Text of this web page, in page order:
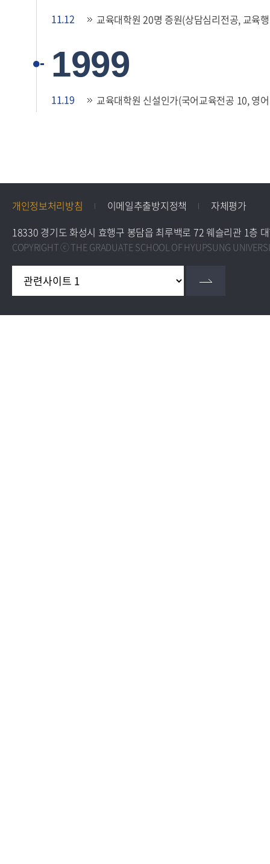
11.12 교육대학원 20명 증원(상담심리전공, 교육
1999
11.19 교육대학원 신설인가(국어교육전공 10, 영
개인정보처리방침 이메일추출방지정책
자체평가
18330 경기도 화성시 효행구 봉담읍 최루백로 72 웨슬리관 1층
COPYRIGHT ⓒ THE GRADUATE SCHOOL OF HYUPSUNG